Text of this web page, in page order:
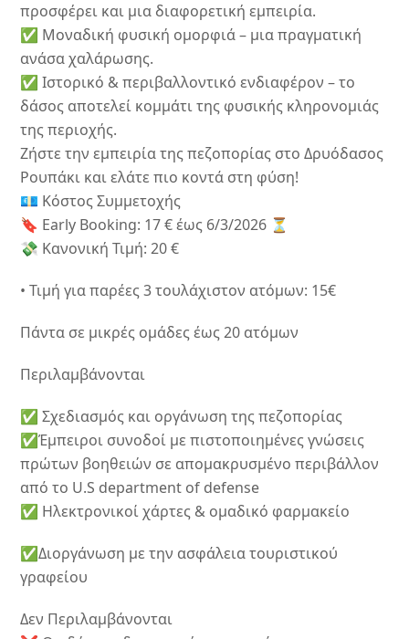
προσφέρει και μια διαφορετική εμπειρία.
✅ Μοναδική φυσική ομορφιά – μια πραγματική
ανάσα χαλάρωσης.
✅ Ιστορικό & περιβαλλοντικό ενδιαφέρον – το
δάσος αποτελεί κομμάτι της φυσικής κληρονομιάς
της περιοχής.
Ζήστε την εμπειρία της πεζοπορίας στο Δρυόδασος
Ρουπάκι και ελάτε πιο κοντά στη φύση!
💶 Κόστος Συμμετοχής
🔖 Early Booking: 17 € έως 6/3/2026 ⏳
💸 Κανονική Τιμή: 20 €
• Τιμή για παρέες 3 τουλάχιστον ατόμων: 15€
Πάντα σε μικρές ομάδες έως 20 ατόμων
Περιλαμβάνονται
✅ Σχεδιασμός και οργάνωση της πεζοπορίας
✅Έμπειροι συνοδοί με πιστοποιημένες γνώσεις
πρώτων βοηθειών σε απομακρυσμένο περιβάλλον
από το U.S department of defense
✅ Ηλεκτρονικοί χάρτες & ομαδικό φαρμακείο
✅Διοργάνωση με την ασφάλεια τουριστικού
γραφείου
Δεν Περιλαμβάνονται